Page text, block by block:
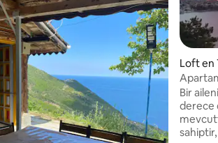
Loft en
y vistas
Bir
derece